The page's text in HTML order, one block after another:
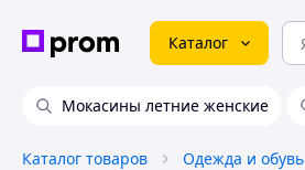
Каталог
Мокасины летние женские
Каталог товаров Одежда и обувь